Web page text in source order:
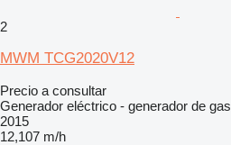
2
MWM TCG2020V12
Precio a consultar
Generador eléctrico - generador de gas
2015
12,107 m/h